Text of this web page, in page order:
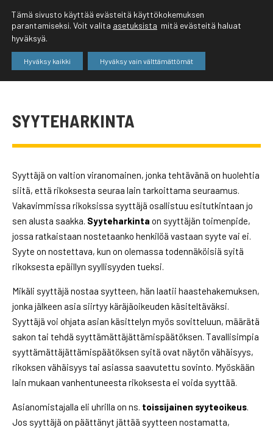
SYYTEHARKINTA
Syyttäjä on valtion viranomainen, jonka tehtävänä on huolehtia
siitä, että rikoksesta seuraa lain tarkoittama seuraamus.
Vakavimmissa rikoksissa syyttäjä osallistuu esitutkintaan jo
sen alusta saakka. Syyteharkinta on syyttäjän toimenpide,
jossa ratkaistaan nostetaanko henkilöä vastaan syyte vai ei.
Syyte on nostettava, kun on olemassa todennäköisiä syitä
rikoksesta epäillyn syyllisyyden tueksi.
Mikäli syyttäjä nostaa syytteen, hän laatii haastehakemuksen,
jonka jälkeen asia siirtyy käräjäoikeuden käsiteltäväksi.
Syyttäjä voi ohjata asian käsittelyn myös sovitteluun, määrätä
sakon tai tehdä syyttämättäjättämispäätöksen. Tavallisimpia
syyttämättäjättämispäätöksen syitä ovat näytön vähäisyys,
rikoksen vähäisyys tai asiassa saavutettu sovinto. Myöskään
lain mukaan vanhentuneesta rikoksesta ei voida syyttää.
Asianomistajalla eli uhrilla on ns. toissijainen syyteoikeus.
Jos syyttäjä on päättänyt jättää syytteen nostamatta,
Tämä sivusto käyttää evästeitä käyttökokemuksen
parantamiseksi. Voit valita asetuksista mitä evästeitä haluat
hyväksyä.
Hyväksy kaikki Hyväksy vain välttämättömät